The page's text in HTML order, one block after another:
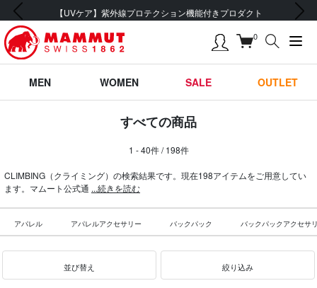
会員登録で【5,500円 (税込) 以上 送料無料】
前の画像 次の画像
0
MEN WOMEN SALE OUTLET
すべての商品
1 - 40件 / 198件
CLIMBING（クライミング）の検索結果です。現在198アイテムをご用意してい
ます。マムート公式通 ...続きを読む
アパレル アパレルアクセサリー バックパック バックパックアクセサ
並び替え 絞り込み